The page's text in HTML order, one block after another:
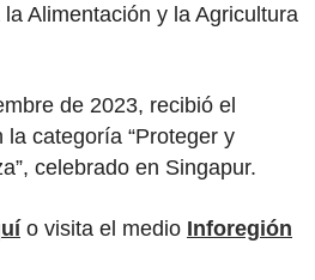
Alimentación y la Agricultura
de 2023, recibió el
la categoría “Proteger y
celebrado en Singapur.
o visita el medio Inforegión